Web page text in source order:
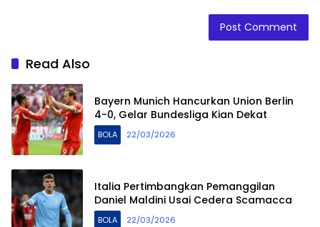
Read Also
Bayern Munich Hancurkan Union Berlin
4-0, Gelar Bundesliga Kian Dekat
BOLA 22/03/2026
Italia Pertimbangkan Pemanggilan
Daniel Maldini Usai Cedera Scamacca
BOLA 22/03/2026